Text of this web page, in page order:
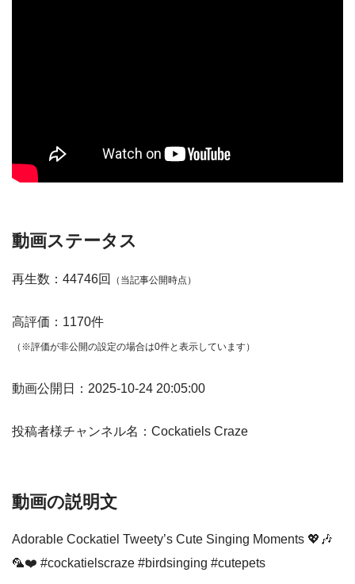
動画ステータス
再生数：44746回 （当記事公開時点）
高評価：1170件
（※評価が非公開の設定の場合は0件と表示しています）
動画公開日：2025-10-24 20:05:00
投稿者様チャンネル名：Cockatiels Craze
動画の説明文
Adorable Cockatiel Tweety’s Cute Singing Moments 💖🎶
🦜❤️ #cockatielscraze #birdsinging #cutepets